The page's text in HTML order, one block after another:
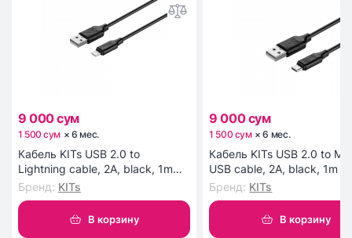
9 000 сум
1 500 сум × 6 мес.
Кабель KITs USB 2.0 to
Lightning cable, 2A, black, 1m
(KITS-W-003)
Бренд: KITs
В корзину
9 000 сум
1 500 сум ×6 мес.
Кабель KITs USB 2.0 to
USB cable, 2A, black, 1m
W-002)
Бренд: KITs
В корзину